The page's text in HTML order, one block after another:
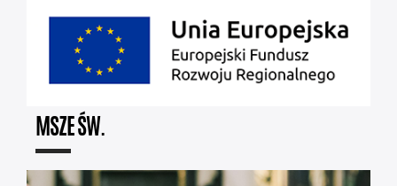
MSZE ŚW.